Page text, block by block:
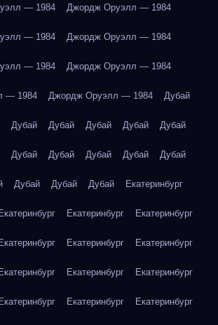
— 1984 Джордж Оруэлл — 1984
— 1984 Джордж Оруэлл — 1984
— 1984 Джордж Оруэлл — 1984
— 1984 Джордж Оруэлл — 1984 Дубай
Дубай Дубай Дубай Дубай Дубай
Дубай Дубай Дубай Дубай Дубай
Дубай Дубай Дубай Екатеринбург
Екатеринбург Екатеринбург Екатеринбург
Екатеринбург Екатеринбург Екатеринбург
Екатеринбург Екатеринбург Екатеринбург
Екатеринбург Екатеринбург Екатеринбург